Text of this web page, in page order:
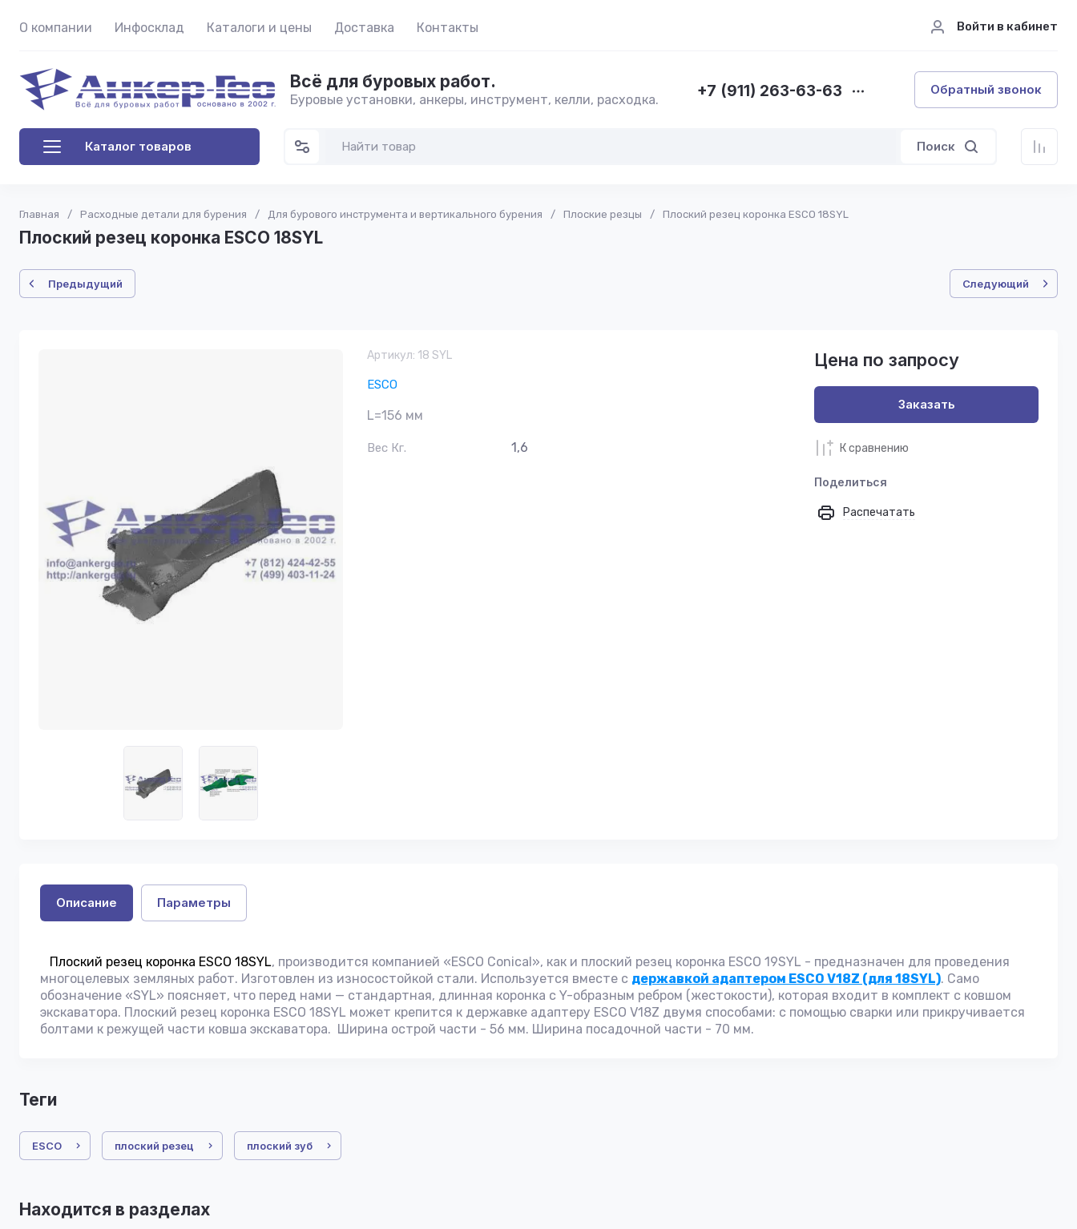
О компании Инфосклад Каталоги и цены Доставка Контакты Войти в кабинет
Всё для буровых работ.
Буровые установки, анкеры, инструмент, келли, расходка. +7 (911) 263-63-63 Обратный звонок
Каталог товаров Поиск
Главная / Расходные детали для бурения / Для бурового инструмента и вертикального бурения / Плоские резцы / Плоский резец коронка ESCO 18SYL
Плоский резец коронка ESCO 18SYL
Предыдущий Следующий
Артикул: 18 SYL
ESCO
L=156 мм
Вес Кг. 1,6
Цена по запросу
Заказать
К сравнению
Поделиться
Распечатать
Описание Параметры
Плоский резец коронка ESCO 18SYL, производится компанией «ESCO Conical», как и плоский резец коронка ESCO 19SYL - предназначен для проведения
многоцелевых земляных работ. Изготовлен из износостойкой стали. Используется вместе с державкой адаптером ESCO V18Z (для 18SYL). Само
обозначение «SYL» поясняет, что перед нами — стандартная, длинная коронка с Y-образным ребром (жестокости), которая входит в комплект с ковшом
экскаватора. Плоский резец коронка ESCO 18SYL может крепится к державке адаптеру ESCO V18Z двумя способами: с помощью сварки или прикручивается
болтами к режущей части ковша экскаватора. Ширина острой части - 56 мм. Ширина посадочной части - 70 мм.
теги
ESCO плоский резец плоский зуб
Находится в разделах